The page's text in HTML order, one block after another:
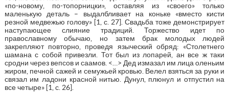
«по-новому, по-топорницки», оставляя из «своего» только
маленькую деталь – выдалбливает на коньке «вместо кисти
резной медвежью голову» [1, с. 27]. Свадьба тоже демонстрирует
наступающее слияние традиций. Торжество идет по
православному обычаю, но затем брак молодых людей
закрепляют повторно, проведя языческий обряд: «Столетнего
шамана с собой привезли. Тот был из лопарей, ан все ж таки
сродни через вепсов и саамов. <…> Дед измазал им лица оленьим
жиром, печной сажей и семужьей кровью. Велел взяться за руки и
связал им ладони красной нитью. Дунул, плюнул и отпустил на
все четыре» [1, с. 26].